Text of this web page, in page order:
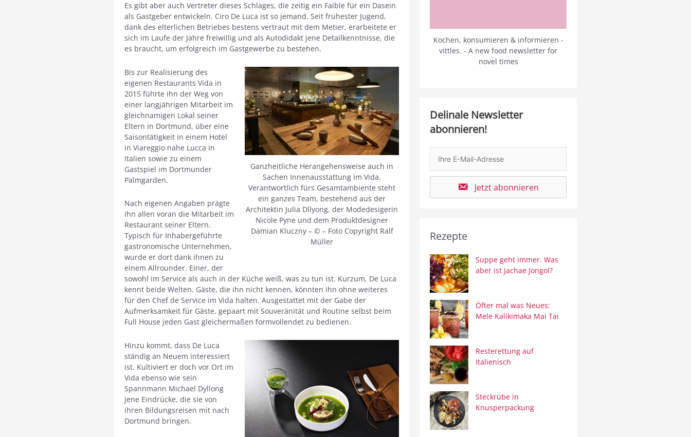
Es gibt aber auch Vertreter dieses Schlages, die zeitig ein Faible für ein Dasein
als Gastgeber entwickeln. Ciro De Luca ist so jemand. Seit frühester Jugend,
dank des elterlichen Betriebes bestens vertraut mit dem Metier, erarbeitete er
sich im Laufe der Jahre freiwillig und als Autodidakt jene Detailkenntnisse, die
es braucht, um erfolgreich im Gastgewerbe zu bestehen.
Ganzheitliche Herangehensweise auch in
Sachen Innenausstattung im Vida.
Verantwortlich fürs Gesamtambiente steht
ein ganzes Team, bestehend aus der
Architektin Julia Dllyong, der Modedesigerin
Nicole Pyne und dem Produktdesigner
Damian Kluczny – © – Foto Copyright Ralf
Müller
Bis zur Realisierung des
eigenen Restaurants Vida in
2015 führte ihn der Weg von
einer langjährigen Mitarbeit im
gleichnamigen Lokal seiner
Eltern in Dortmund, über eine
Saisontätigkeit in einem Hotel
in Viareggio nahe Lucca in
Italien sowie zu einem
Gastspiel im Dortmunder
Palmgarden.
Nach eigenen Angaben prägte
ihn allen voran die Mitarbeit im
Restaurant seiner Eltern.
Typisch für Inhabergeführte
gastronomische Unternehmen,
wurde er dort dank ihnen zu
einem Allrounder. Einer, der
sowohl im Service als auch in der Küche weiß, was zu tun ist. Kurzum, De Luca
kennt beide Welten. Gäste, die ihn nicht kennen, könnten ihn ohne weiteres
für den Chef de Service im Vida halten. Ausgestattet mit der Gabe der
Aufmerksamkeit für Gäste, gepaart mit Souveränität und Routine selbst beim
Full House jeden Gast gleichermaßen formvollendet zu bedienen.
Hinzu kommt, dass De Luca
ständig an Neuem interessiert
ist. Kultiviert er doch vor Ort im
Vida ebenso wie sein
Spannmann Michael Dyllong
jene Eindrücke, die sie von
ihren Bildungsreisen mit nach
Dortmund bringen.
Kochen, konsumieren & informieren -
vittles. - A new food newsletter for
novel times
Delinale Newsletter
abonnieren!
Jetzt abonnieren
Rezepte
Suppe geht immer. Was
aber ist Jachae Jongol?
Öfter mal was Neues:
Mele Kalikimaka Mai Tai
Resterettung auf
Italienisch
Steckrübe in
Knusperpackung